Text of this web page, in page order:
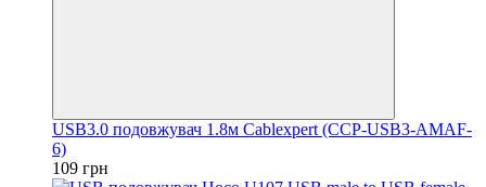
USB3.0 подовжувач 1.8м Cablexpert (CCP-USB3-AMAF-
6)
109 грн